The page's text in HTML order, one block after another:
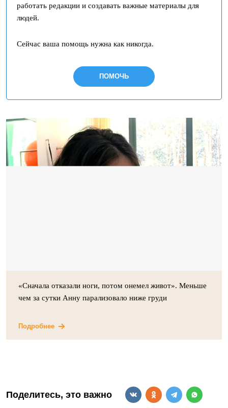
работать редакции и создавать важные материалы для
людей.
Сейчас ваша помощь нужна как никогда.
ПОМОЧЬ
«Сначала отказали ноги, потом онемел живот». Меньше
чем за сутки Анну парализовало ниже груди
Подробнее
Поделитесь, это важно